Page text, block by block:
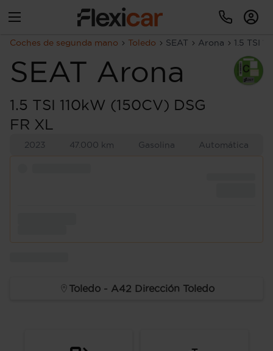
Coches de segunda mano Toledo SEAT Arona 1.5 TSI
SEAT Arona
1.5 TSI 110kW (150CV) DSG
FR XL
2023 47.000 km Gasolina Automática
Toledo - A42 Dirección Toledo